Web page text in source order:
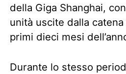
della Giga Shanghai,
unità uscite dalla
primi dieci mesi
Durante lo stesso